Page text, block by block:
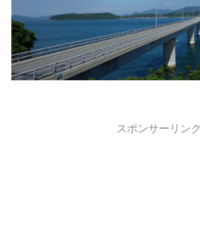
スポンサーリンク